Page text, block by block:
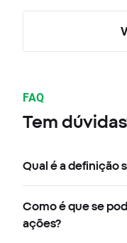
FAQ
Tem
Qual é a definição
Como é que se
ações?